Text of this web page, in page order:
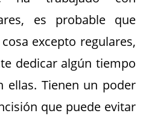
es probable que
excepto regulares,
dedicar algún tiempo
ellas. Tienen un poder
que puede evitar